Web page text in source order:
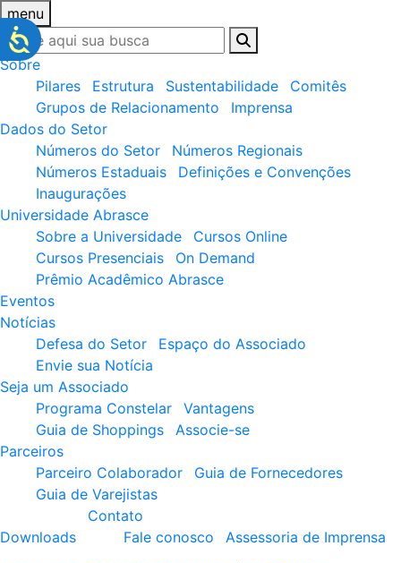
menu
Sobre
Pilares
Estrutura Sustentabilidade
Comitês
Grupos de Relacionamento
Imprensa
Dados do Setor
Números do Setor
Números Regionais
Números Estaduais
Definições e Convenções
Inaugurações
Universidade Abrasce
Sobre a Universidade
Cursos Online
Cursos Presenciais
On Demand
Prêmio Acadêmico Abrasce
Eventos
Notícias
Defesa do Setor
Espaço do Associado
Envie sua Notícia
Seja um Associado
Programa Constelar
Vantagens
Guia de Shoppings
Associe-se
Parceiros
Parceiro Colaborador
Guia de Fornecedores
Guia de Varejistas
Downloads
Contato
Fale conosco
Assessoria de Imprensa